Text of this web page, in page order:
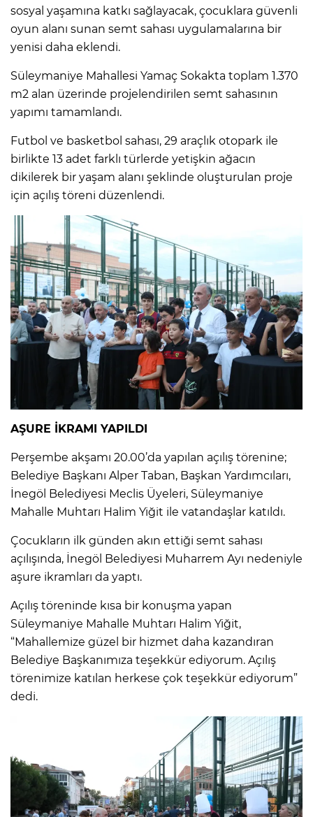
sosyal yaşamına katkı sağlayacak, çocuklara güvenli
oyun alanı sunan semt sahası uygulamalarına bir
yenisi daha eklendi.
Süleymaniye Mahallesi Yamaç Sokakta toplam 1.370
m2 alan üzerinde projelendirilen semt sahasının
yapımı tamamlandı.
Futbol ve basketbol sahası, 29 araçlık otopark ile
birlikte 13 adet farklı türlerde yetişkin ağacın
dikilerek bir yaşam alanı şeklinde oluşturulan proje
için açılış töreni düzenlendi.
AŞURE İKRAMI YAPILDI
Perşembe akşamı 20.00’da yapılan açılış törenine;
Belediye Başkanı Alper Taban, Başkan Yardımcıları,
İnegöl Belediyesi Meclis Üyeleri, Süleymaniye
Mahalle Muhtarı Halim Yiğit ile vatandaşlar katıldı.
Çocukların ilk günden akın ettiği semt sahası
açılışında, İnegöl Belediyesi Muharrem Ayı nedeniyle
aşure ikramları da yaptı.
Açılış töreninde kısa bir konuşma yapan
Süleymaniye Mahalle Muhtarı Halim Yiğit,
“Mahallemize güzel bir hizmet daha kazandıran
Belediye Başkanımıza teşekkür ediyorum. Açılış
törenimize katılan herkese çok teşekkür ediyorum”
dedi.